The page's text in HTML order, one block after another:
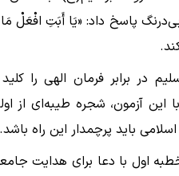
پاسخ داد: «یَا أَبَتِ افْعَلْ
تسلیم در برابر فرمان الهی
این آزمون، شجره طیبه‌ای از
باید پرچمدار این راه باشد.
اول با دعا برای هدایت